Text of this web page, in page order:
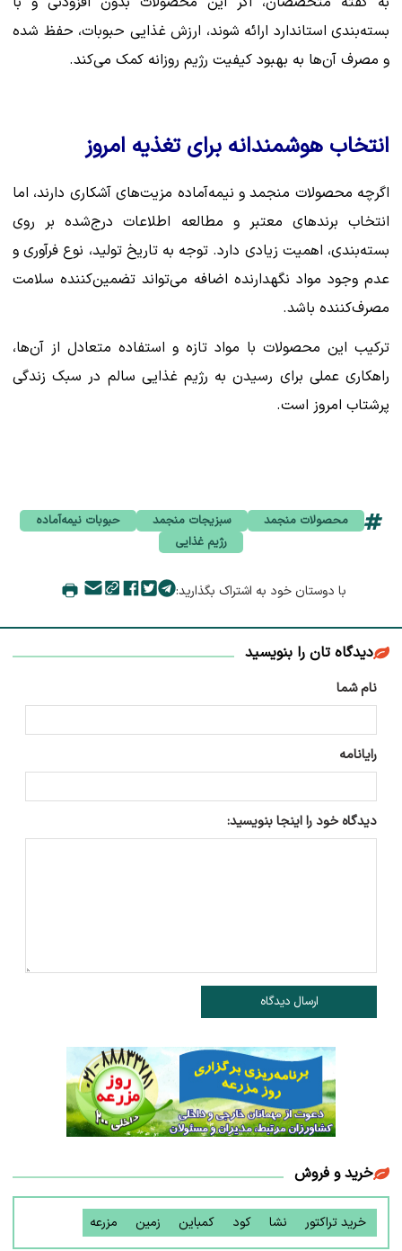
بسته‌بندی استاندارد ارائه شوند، ارزش غذایی حبوبات، حفظ شده
و مصرف آن‌ها به بهبود کیفیت رژیم روزانه کمک می‌کند.
انتخاب هوشمندانه برای تغذیه امروز
اگرچه محصولات منجمد و نیمه‌آماده مزیت‌های آشکاری دارند، اما
انتخاب برندهای معتبر و مطالعه اطلاعات درج‌شده بر روی
بسته‌بندی، اهمیت زیادی دارد. توجه به تاریخ تولید، نوع فرآوری و
عدم وجود مواد نگهدارنده اضافه می‌تواند تضمین‌کننده سلامت
مصرف‌کننده باشد.
ترکیب این محصولات با مواد تازه و استفاده متعادل از آن‌ها،
راهکاری عملی برای رسیدن به رژیم غذایی سالم در سبک زندگی
پرشتاب امروز است.
محصولات منجمد سبزیجات منجمد
حبوبات نیمه‌آماده
رژیم غذایی
با دوستان خود به اشتراک بگذارید:
دیدگاه تان را بنویسید
نام شما
رایانامه
دیدگاه خود را اینجا بنویسید:
ارسال دیدگاه
خرید و فروش
خرید تراکتور نشا کود کمباین زمین مزرعه